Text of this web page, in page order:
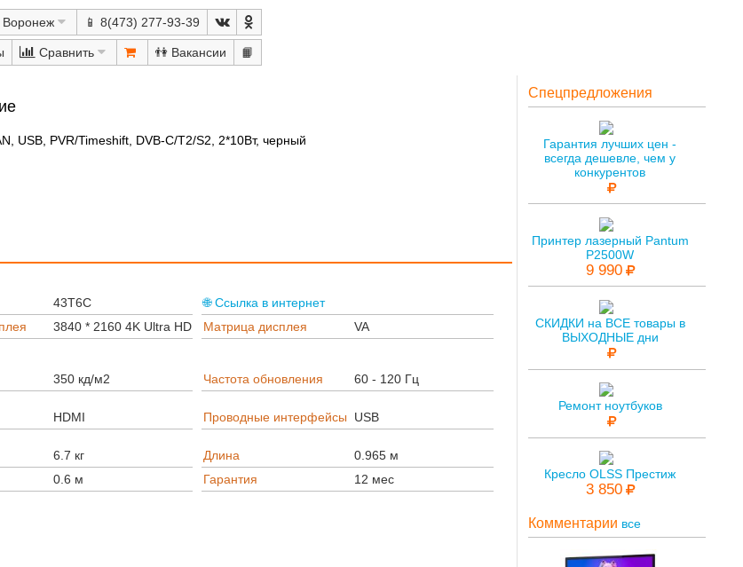
Воронеж 📱 8(473) 277-93-39
Сравнить 👫 📙
USB, PVR/Timeshift, DVB-C/T2/S2, 2*10Вт, черный
43T6C
🌐 Ссылка в интернет
3840 * 2160 4K Ultra HD Матрица дисплея VA
350 кд/м2 Частота обновления 60 - 120 Гц
HDMI Проводные интерфейсы
USB
6.7 кг Длина
0.965 м
0.6 м Гарантия 12 мес
Спецпредложения
Гарантия лучших цен -
всегда дешевле, чем у
конкурентов
Принтер лазерный Pantum
P2500W
9 990
СКИДКИ на ВСЕ товары в
ВЫХОДНЫЕ дни
Ремонт ноутбуков
Кресло OLSS Престиж
3 850
Комментарии все